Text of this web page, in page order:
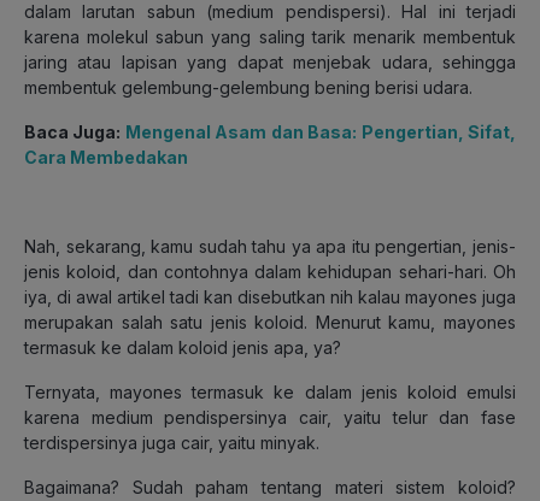
dalam larutan sabun (medium pendispersi). Hal ini terjadi
karena molekul sabun yang saling tarik menarik membentuk
jaring atau lapisan yang dapat menjebak udara, sehingga
membentuk gelembung-gelembung bening berisi udara.
Baca Juga: Mengenal Asam dan Basa: Pengertian, Sifat,
Cara Membedakan
Nah, sekarang, kamu sudah tahu ya apa itu pengertian, jenis-
jenis koloid, dan contohnya dalam kehidupan sehari-hari. Oh
iya, di awal artikel tadi kan disebutkan nih kalau mayones juga
merupakan salah satu jenis koloid. Menurut kamu, mayones
termasuk ke dalam koloid jenis apa, ya?
Ternyata, mayones termasuk ke dalam jenis koloid emulsi
karena medium pendispersinya cair, yaitu telur dan fase
terdispersinya juga cair, yaitu minyak.
Bagaimana? Sudah paham tentang materi sistem koloid?